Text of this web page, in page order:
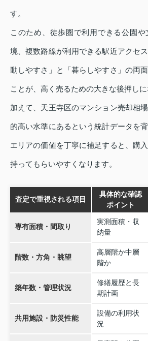
す。
このため、徒歩圏で利用できる公園
境、複数路線が利用できる駅近アクセ
動しやすさ」と「暮らしやすさ」の両
ことが、高く売るための大きな後押しに
加えて、天王寺区のマンション売却相
的高い水準にあるという統計データを
エリアの価値を丁寧に補足すると、購
持ってもらいやすくなります。
査定で重視される項目
具体的な確認
ポイント
専有面積・間取り
実測面積・収
納量
階数・方角・眺望
高層階か中層
階か
築年数・管理状況
修繕履歴と長
期計画
共用施設・防災性能
設備の利用状
況